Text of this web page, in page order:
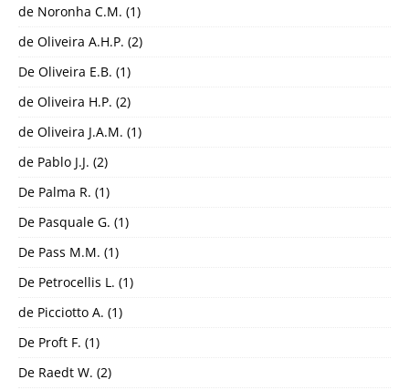
de Noronha C.M. (1)
de Oliveira A.H.P. (2)
De Oliveira E.B. (1)
de Oliveira H.P. (2)
de Oliveira J.A.M. (1)
de Pablo J.J. (2)
De Palma R. (1)
De Pasquale G. (1)
De Pass M.M. (1)
De Petrocellis L. (1)
de Picciotto A. (1)
De Proft F. (1)
De Raedt W. (2)